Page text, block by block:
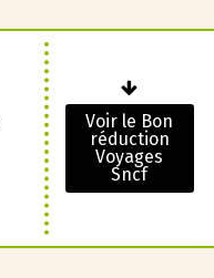
Voir le Bon
réduction
Voyages
Sncf